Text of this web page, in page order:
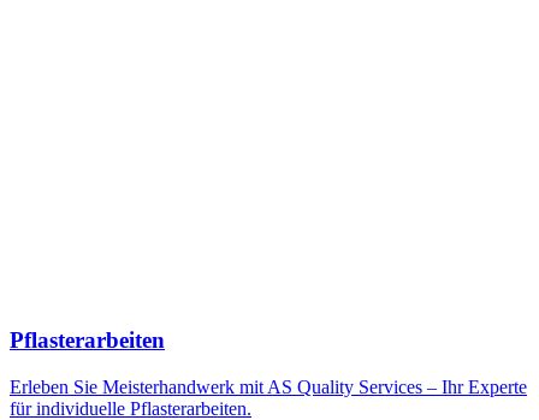
Pflasterarbeiten
Erleben Sie Meisterhandwerk mit AS Quality Services – Ihr Experte
für individuelle Pflasterarbeiten.